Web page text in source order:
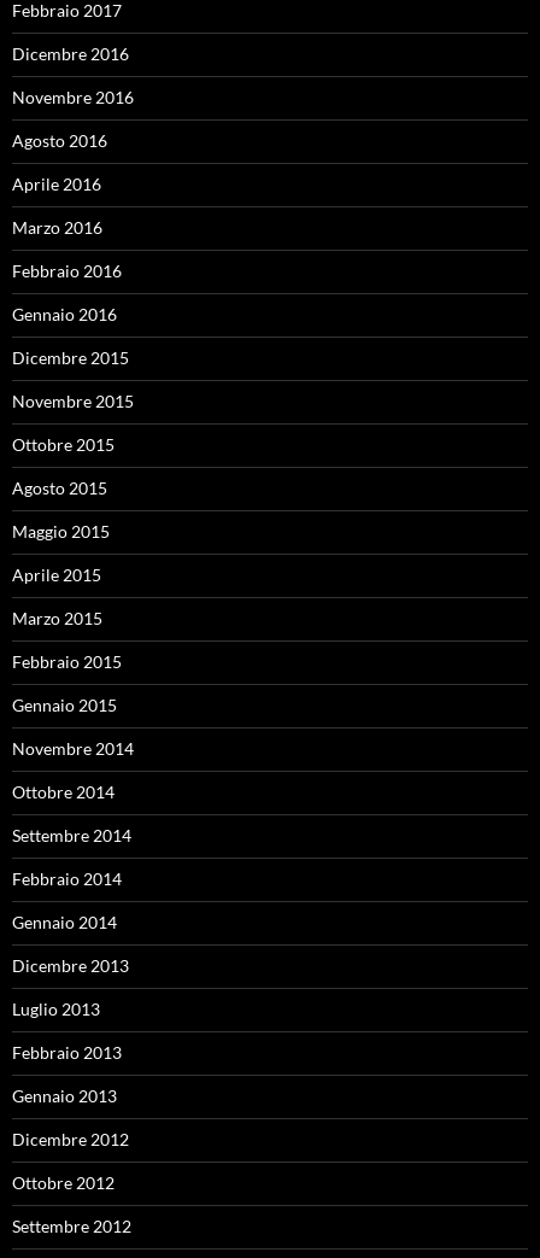
Febbraio 2017
Dicembre 2016
Novembre 2016
Agosto 2016
Aprile 2016
Marzo 2016
Febbraio 2016
Gennaio 2016
Dicembre 2015
Novembre 2015
Ottobre 2015
Agosto 2015
Maggio 2015
Aprile 2015
Marzo 2015
Febbraio 2015
Gennaio 2015
Novembre 2014
Ottobre 2014
Settembre 2014
Febbraio 2014
Gennaio 2014
Dicembre 2013
Luglio 2013
Febbraio 2013
Gennaio 2013
Dicembre 2012
Ottobre 2012
Settembre 2012